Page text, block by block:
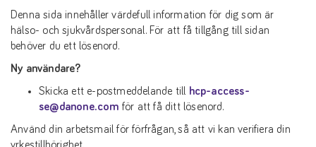
Denna sida innehåller värdefull information för dig som är
hälso- och sjukvårdspersonal. För att få tillgång till sidan
behöver du ett lösenord.
Ny användare?
Skicka ett e-postmeddelande till
hcp-access-
se@danone.com för att få ditt lösenord.
Använd din arbetsmail för förfrågan, så att vi kan verifiera din